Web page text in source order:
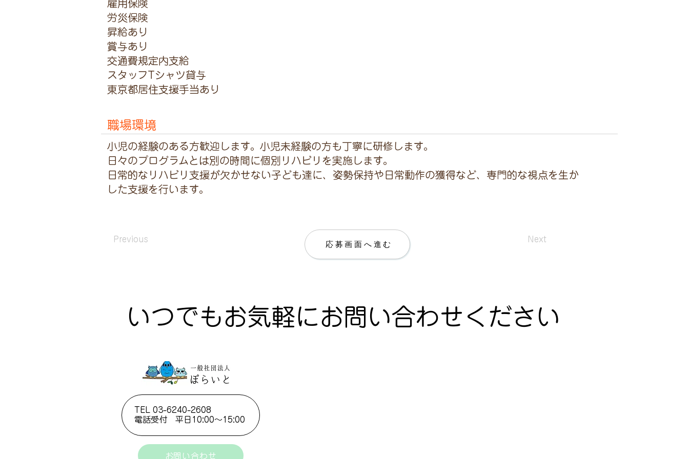
雇用保険
労災保険
昇給あり
賞与あり
交通費規定内支給
スタッフTシャツ貸与
東京都居住支援手当あり
職場環境
小児の経験のある方歓迎します。小児未経験の方も丁寧に研修します。
日々のプログラムとは別の時間に個別リハビリを実施します。
日常的なリハビリ支援が欠かせない子ども達に、姿勢保持や日常動作の獲得など、専門的な視点を生か
した支援を行います。
Previous 応募画面へ進む Next
いつでもお気軽にお問い合わせください
TEL 03-6240-2608
電話受付 ​平日10:00～15:00
お問い合わせ